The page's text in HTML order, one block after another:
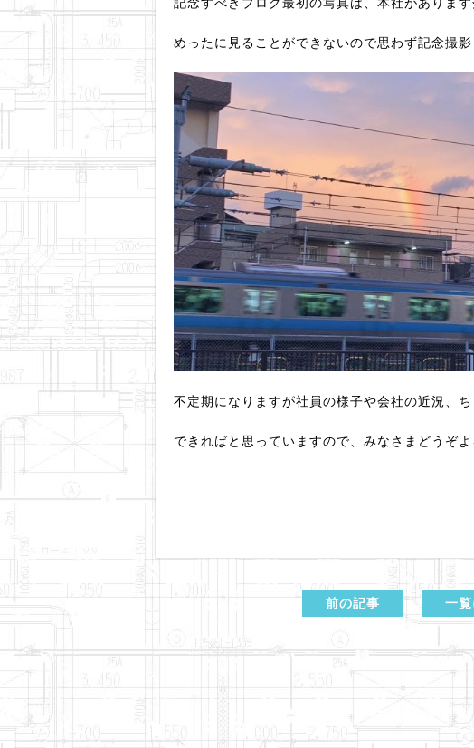
めったに見ることができないので思わず記念撮影
不定期になりますが社員の様子や会社の近況、
できればと思っていますので、みなさまどうぞ
前の記事 一